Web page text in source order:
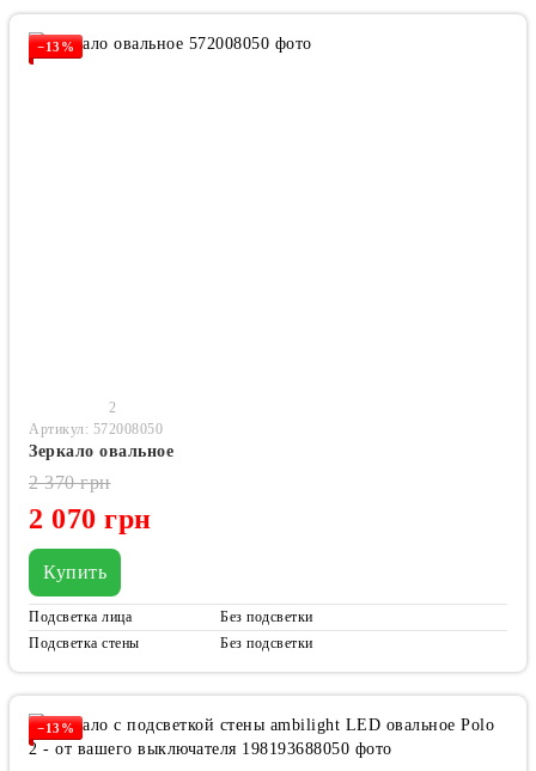
−13%
2
Артикул: 572008050
Зеркало овальное
2 070 грн
2 370 грн
Купить
Подсветка лица
Без подсветки
Подсветка стены
Без подсветки
−13%